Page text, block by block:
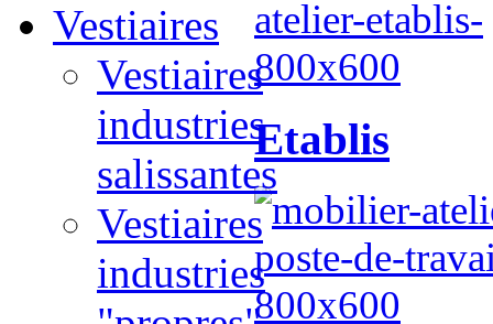
Etablis
Vestiaires
Vestiaires
industries
salissantes
Vestiaires
industries